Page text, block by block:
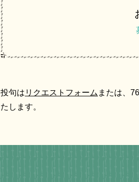
投句は リクエストフォーム または、
たします。